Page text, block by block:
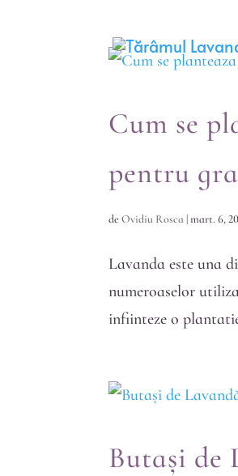
Cum se
pentru
deOvidiu Rosca |mart. 6,
Lavanda este una
numeroaselor
infiinteze o
Butași de